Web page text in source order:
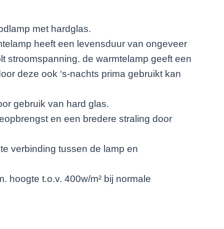
met hardglas.
heeft een levensduur van ongeveer
stroomspanning. de warmtelamp geeft een
deze ook ‘s-nachts prima gebruikt kan
gebruik van hard glas.
en een bredere straling door
verbinding tussen de lamp en
hoogte t.o.v. 400w/m² bij normale